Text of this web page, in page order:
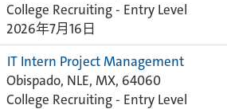
College Recruiting - Entry Level
2026年7月16日
IT Intern Project Management
Obispado, NLE, MX, 64060
College Recruiting - Entry Level